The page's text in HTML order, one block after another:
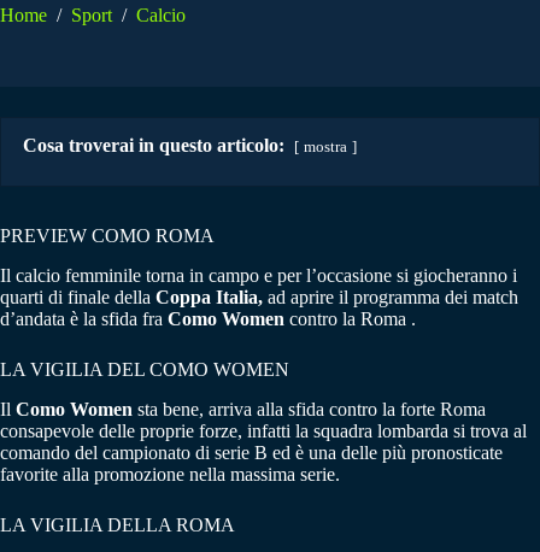
Home / Sport / Calcio
Cosa troverai in questo articolo: mostra
PREVIEW COMO ROMA
Il calcio femminile torna in campo e per l’occasione si giocheranno i
quarti di finale della Coppa Italia, ad aprire il programma dei match
d’andata è la sfida fra Como Women contro la Roma .
LA VIGILIA DEL COMO WOMEN
Il Como Women sta bene, arriva alla sfida contro la forte Roma
consapevole delle proprie forze, infatti la squadra lombarda si trova al
comando del campionato di serie B ed è una delle più pronosticate
favorite alla promozione nella massima serie.
LA VIGILIA DELLA ROMA